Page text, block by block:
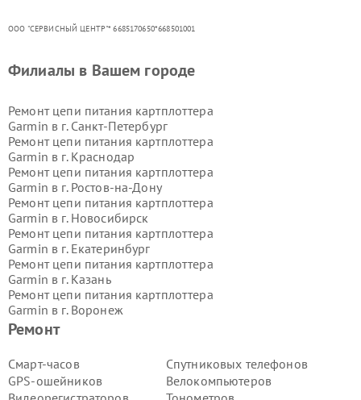
ООО "СЕРВИСНЫЙ ЦЕНТР"* 6685170650*668501001
Ремонт
Смарт-часов
GPS-ошейников
Спутниковых телефонов
Велокомпьютеров
Филиалы в Вашем городе
Ремонт цепи питания картплоттера
Garmin в г. Санкт-Петербург
Ремонт цепи питания картплоттера
Garmin в г. Краснодар
Ремонт цепи питания картплоттера
Garmin в г. Ростов-на-Дону
Ремонт цепи питания картплоттера
Garmin в г. Новосибирск
Ремонт цепи питания картплоттера
Garmin в г. Екатеринбург
Ремонт цепи питания картплоттера
Garmin в г. Казань
Ремонт цепи питания картплоттера
Garmin в г. Воронеж
Ремонт цепи питания картплоттера
Garmin в г.
Garmin в г.Самара
Ремонт цепи питания картплоттера